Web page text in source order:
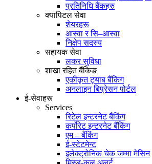
प्रतिनिधि बैंकहरु
क्यापिटल सेवा
शेयरहरू
आस्वा र सि–आस्वा
निक्षेप सदस्य
सहायक सेवा
लकर सुविधा
शाखा रहित बैंकिङ
एकीकृत ट्याब बैंकिंग
अनलाइन बिप्रेसन पोर्टल
ई-सेवाहरू
Services
रिटेल इन्टरनेट बैंकिंग
कर्पोरेट इन्टरनेट बैंकिंग
एम – बैंकिंग
ई-स्टेटमेन्ट
इलेक्ट्रोनिक चेक जम्मा मेसिन